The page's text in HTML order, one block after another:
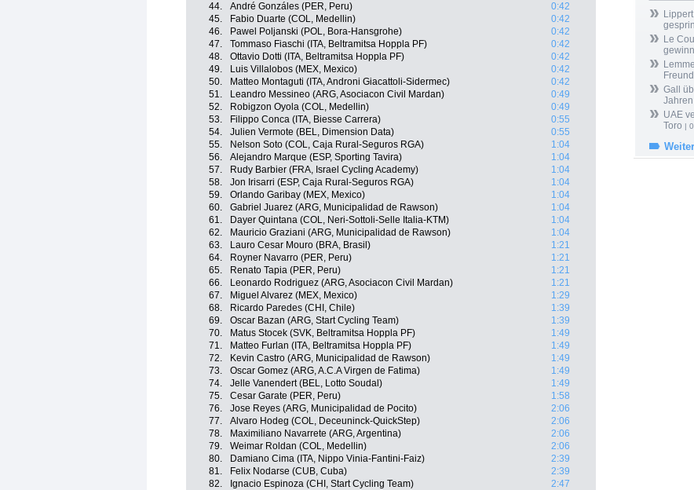
44.
André Gonzáles (PER, Peru)
0:42
45.
Fabio Duarte (COL, Medellin)
0:42
46.
Pawel Poljanski (POL, Bora-Hansgrohe)
0:42
47.
Tommaso Fiaschi (ITA, Beltramitsa Hoppla PF)
0:42
48.
Ottavio Dotti (ITA, Beltramitsa Hoppla PF)
0:42
49.
Luis Villalobos (MEX, Mexico)
0:42
50.
Matteo Montaguti (ITA, Androni Giacattoli-Sidermec)
0:42
51.
Leandro Messineo (ARG, Asociacon Civil Mardan)
0:49
52.
Robigzon Oyola (COL, Medellin)
0:49
53.
Filippo Conca (ITA, Biesse Carrera)
0:55
54.
Julien Vermote (BEL, Dimension Data)
0:55
55.
Nelson Soto (COL, Caja Rural-Seguros RGA)
1:04
56.
Alejandro Marque (ESP, Sporting Tavira)
1:04
57.
Rudy Barbier (FRA, Israel Cycling Academy)
1:04
58.
Jon Irisarri (ESP, Caja Rural-Seguros RGA)
1:04
59.
Orlando Garibay (MEX, Mexico)
1:04
60.
Gabriel Juarez (ARG, Municipalidad de Rawson)
1:04
61.
Dayer Quintana (COL, Neri-Sottoli-Selle Italia-KTM)
1:04
62.
Mauricio Graziani (ARG, Municipalidad de Rawson)
1:04
63.
Lauro Cesar Mouro (BRA, Brasil)
1:21
64.
Royner Navarro (PER, Peru)
1:21
65.
Renato Tapia (PER, Peru)
1:21
66.
Leonardo Rodriguez (ARG, Asociacon Civil Mardan)
1:21
67.
Miguel Alvarez (MEX, Mexico)
1:29
68.
Ricardo Paredes (CHI, Chile)
1:39
69.
Oscar Bazan (ARG, Start Cycling Team)
1:39
70.
Matus Stocek (SVK, Beltramitsa Hoppla PF)
1:49
71.
Matteo Furlan (ITA, Beltramitsa Hoppla PF)
1:49
72.
Kevin Castro (ARG, Municipalidad de Rawson)
1:49
73.
Oscar Gomez (ARG, A.C.A Virgen de Fatima)
1:49
74.
Jelle Vanendert (BEL, Lotto Soudal)
1:49
75.
Cesar Garate (PER, Peru)
1:58
76.
Jose Reyes (ARG, Municipalidad de Pocito)
2:06
77.
Alvaro Hodeg (COL, Deceuninck-QuickStep)
2:06
78.
Maximiliano Navarrete (ARG, Argentina)
2:06
79.
Weimar Roldan (COL, Medellin)
2:06
80.
Damiano Cima (ITA, Nippo Vinia-Fantini-Faiz)
2:39
81.
Felix Nodarse (CUB, Cuba)
2:39
82.
Ignacio Espinoza (CHI, Start Cycling Team)
2:47
Le
Gall
UAE
Toro |